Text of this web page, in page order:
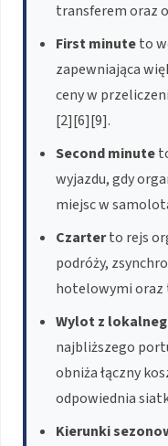
transferem oraz
First minuteto
zapewniająca
ceny w
[2][6][9].
Second minute
wyjazdu, gdy
miejsc w
Czarterto rejs
podróży,
hotelowymi oraz
Wylot z
najbliższego
obniża łączny
odpowiednia
Kierunki